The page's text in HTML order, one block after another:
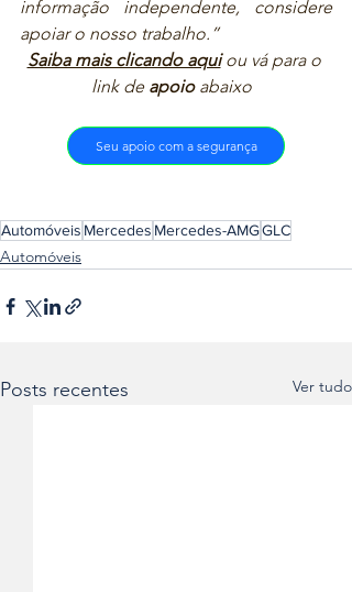
informação independente, considere
apoiar o nosso trabalho.”
Saiba mais clicando aqui ou vá para o
link de apoio abaixo
Seu apoio com a segurança
Automóveis Mercedes Mercedes-AMGGLC
Automóveis
Posts recentes Ver tudo